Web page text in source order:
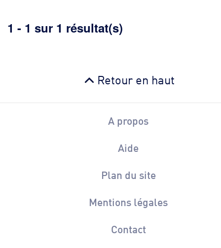
1 - 1 sur 1 résultat(s)
Retour en haut
A propos
Aide
Plan du site
Mentions légales
Contact